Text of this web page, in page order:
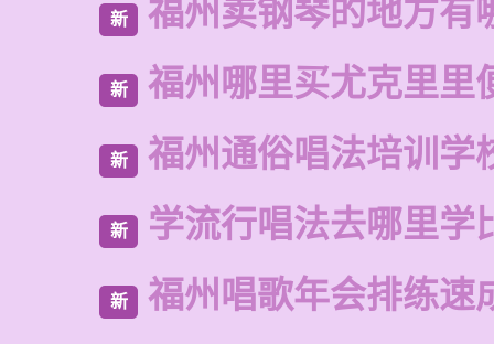
新 福州卖钢琴的地方有
新 福州哪里买尤克里里
新 福州通俗唱法培训学
新 学流行唱法去哪里学
新 福州唱歌年会排练速